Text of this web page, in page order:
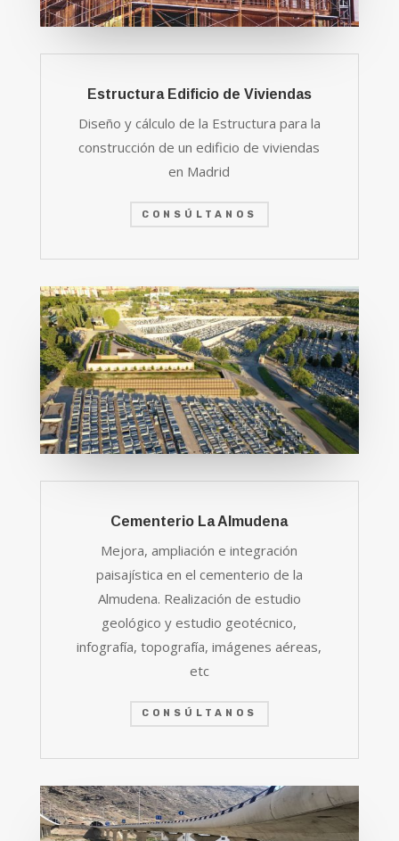
Estructura Edificio de Viviendas
Diseño y cálculo de la Estructura para la
construcción de un edificio de viviendas
en Madrid
CONSÚLTANOS
Cementerio La Almudena
Mejora, ampliación e integración
paisajística en el cementerio de la
Almudena. Realización de estudio
geológico y estudio geotécnico,
infografía, topografía, imágenes aéreas,
etc
CONSÚLTANOS